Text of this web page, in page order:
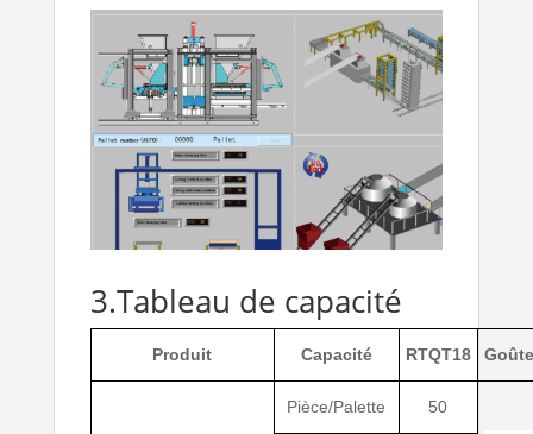
3.Tableau de capacité
Produit Capacité RTQT18
Pièce/Palette 50